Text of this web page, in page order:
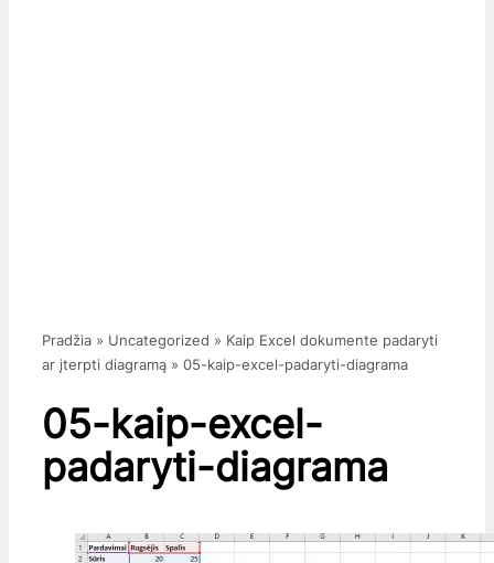
Pradžia » Uncategorized » Kaip Excel dokumente padaryti
ar įterpti diagramą » 05-kaip-excel-padaryti-diagrama
05-kaip-excel-
padaryti-diagrama